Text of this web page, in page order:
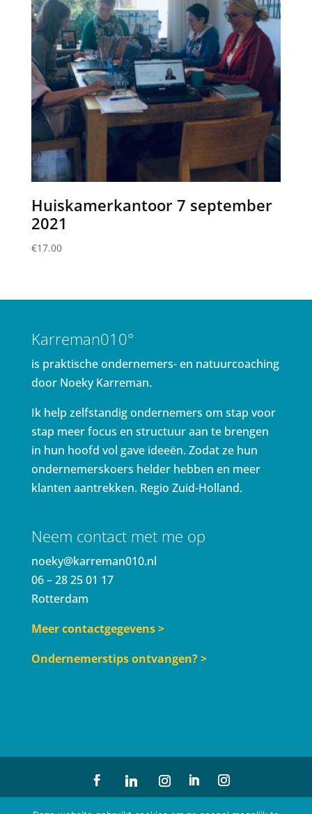
Huiskamerkantoor 7 september
2021
€17.00
Karreman010°
is praktische ondernemers- en natuurcoaching
door Noeky Karreman.
Ik help zelfstandig ondernemers om stap voor
stap meer focus en structuur aan te brengen
in hun hoofd vol gave ideeën. Zodat ze hun
ondernemerskoers helder hebben en meer
klanten aantrekken. Regio Zuid-Holland.
Neem contact met me op
noeky@karreman010.nl
06 – 28 25 01 17
Rotterdam
Meer contactgegevens >
Ondernemerstips ontvangen? >
© Karreman010° | Design Renew Identity | Profielfoto